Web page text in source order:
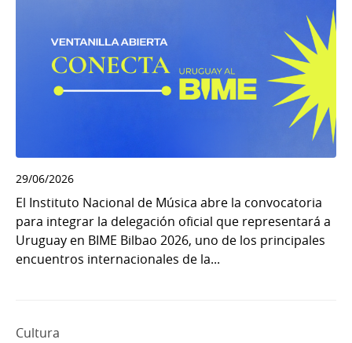
29/06/2026
El Instituto Nacional de Música abre la convocatoria
para integrar la delegación oficial que representará a
Uruguay en BIME Bilbao 2026, uno de los principales
encuentros internacionales de la...
Cultura